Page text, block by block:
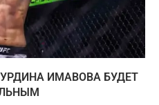
ИМАВОВА БУДЕТ